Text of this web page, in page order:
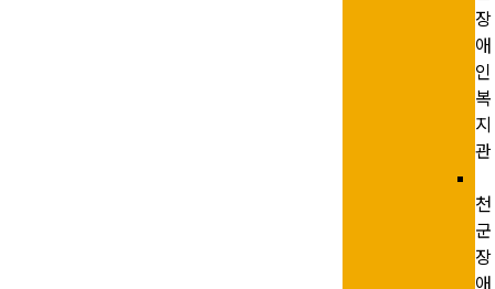
장
애
인
복
지
관
천
군
장
애